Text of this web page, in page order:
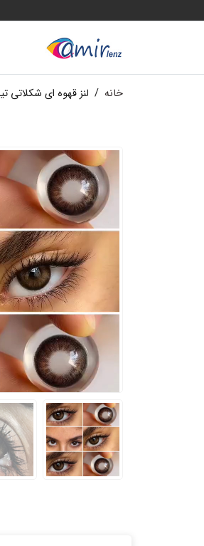
خانه / لنز قهوه ای شکلاتی